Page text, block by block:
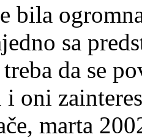
bila
sa
da se
oni
marta